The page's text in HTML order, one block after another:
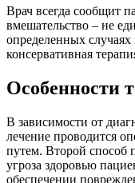
Врач всегда сообщит
вмешательство – не
определенных
консервативная
Особенности
В зависимости от
лечение проводится
путем. Второй способ
угроза здоровью
обеспечении